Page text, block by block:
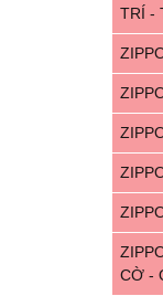
TRÍ -
CỜ -